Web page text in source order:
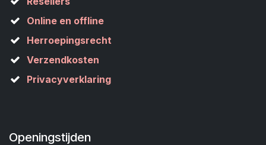
Online en offline
Herroepingsrecht
Verzendkosten
Privacyverklaring
Openingstijden